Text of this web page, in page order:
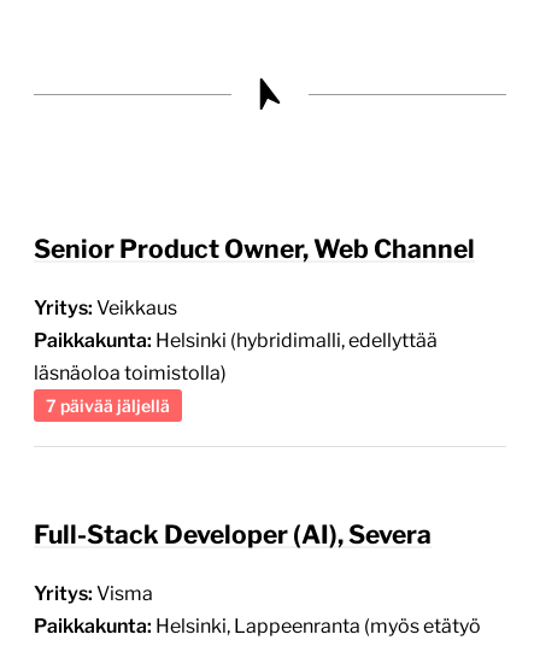
Senior Product Owner, Web Channel
Yritys: Veikkaus
Paikkakunta: Helsinki (hybridimalli, edellyttää
läsnäoloa toimistolla)
7 päivää jäljellä
Full-Stack Developer (AI), Severa
Yritys: Visma
Paikkakunta: Helsinki, Lappeenranta (myös etätyö